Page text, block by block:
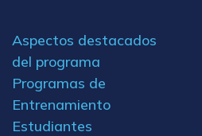
Aspectos destacados
del programa
Programas de
Entrenamiento
Estudiantes